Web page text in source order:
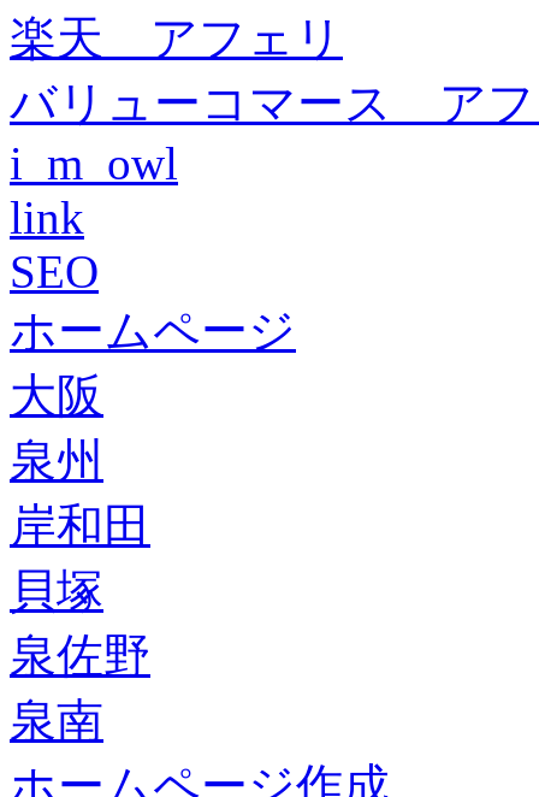
楽天 アフェリ
バリューコマース ア
i_m_owl
link
SEO
ホームページ
大阪
泉州
岸和田
貝塚
泉佐野
泉南
ホームページ作成